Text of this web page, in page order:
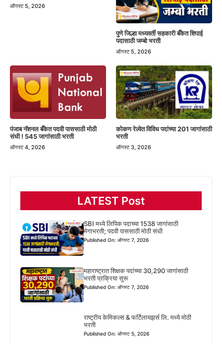
ऑगस्ट 5, 2026
पुणे जिल्हा मध्यवर्ती सहकारी बँकेत शिपाई
पदासाठी जम्बो भरती
ऑगस्ट 5, 2026
पंजाब नॅशनल बँकेत पदवी पाससाठी मोठी
संधी ! 545 जागांसाठी भरती
ऑगस्ट 4, 2026
कोकण रेल्वेत विविध पदांच्या 201 जागांसाठी
भरती
ऑगस्ट 3, 2026
LATEST Post
SBI मध्ये लिपिक पदाच्या 1538 जागांसाठी
मेगाभरती; पदवी पाससाठी मोठी संधी
Published On: ऑगस्ट 7, 2026
महाराष्ट्रात शिक्षक पदांच्या 30,290 जागांसाठी
भरती प्रक्रिया सुरू
Published On: ऑगस्ट 7, 2026
राष्ट्रीय केमिकल्स & फर्टिलायझर्स लि. मध्ये मोठी
भरती
Published On: ऑगस्ट 5, 2026